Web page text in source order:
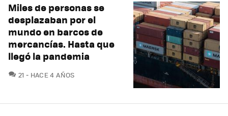
Miles de personas se
desplazaban por el
mundo en barcos de
mercancías. Hasta que
llegó la pandemia
21 COMENTARIOS
HACE 4 AÑOS